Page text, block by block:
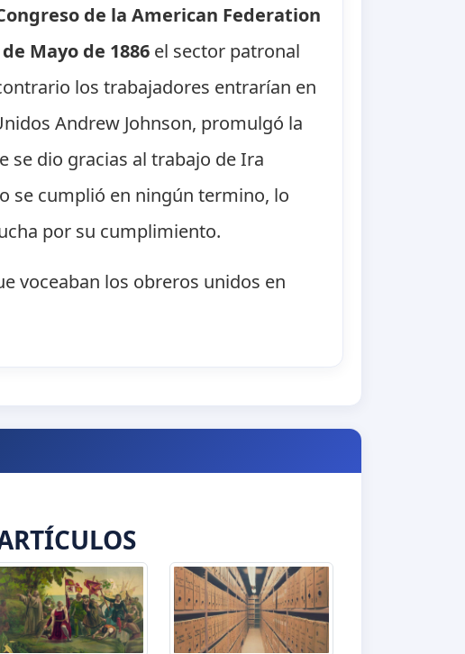
de la American Federation
de Mayo de 1886 el sector patronal
los trabajadores entrarían en
Andrew Johnson, promulgó la
se dio gracias al trabajo de Ira
se cumplió en ningún termino, lo
por su cumplimiento.
voceaban los obreros unidos en